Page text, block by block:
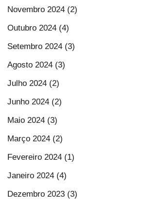
Novembro 2024 (2)
Outubro 2024 (4)
Setembro 2024 (3)
Agosto 2024 (3)
Julho 2024 (2)
Junho 2024 (2)
Maio 2024 (3)
Março 2024 (2)
Fevereiro 2024 (1)
Janeiro 2024 (4)
Dezembro 2023 (3)